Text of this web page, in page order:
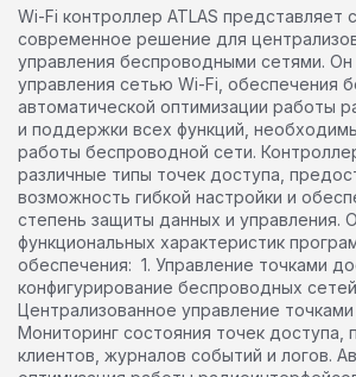
Wi-Fi контроллер ATLAS представляет
современное решение для
управления беспроводными сетями.
управления сетью Wi-Fi, обеспечения
автоматической оптимизации работы
и поддержки всех функций,
работы беспроводной сети.
различные типы точек доступа,
возможность гибкой настройки и
степень защиты данных и управления.
функциональных характеристик
обеспечения: 1. Управление точками
конфигурирование беспроводных сетей
Централизованное управление
Мониторинг состояния точек доступа,
клиентов, журналов событий и логов.